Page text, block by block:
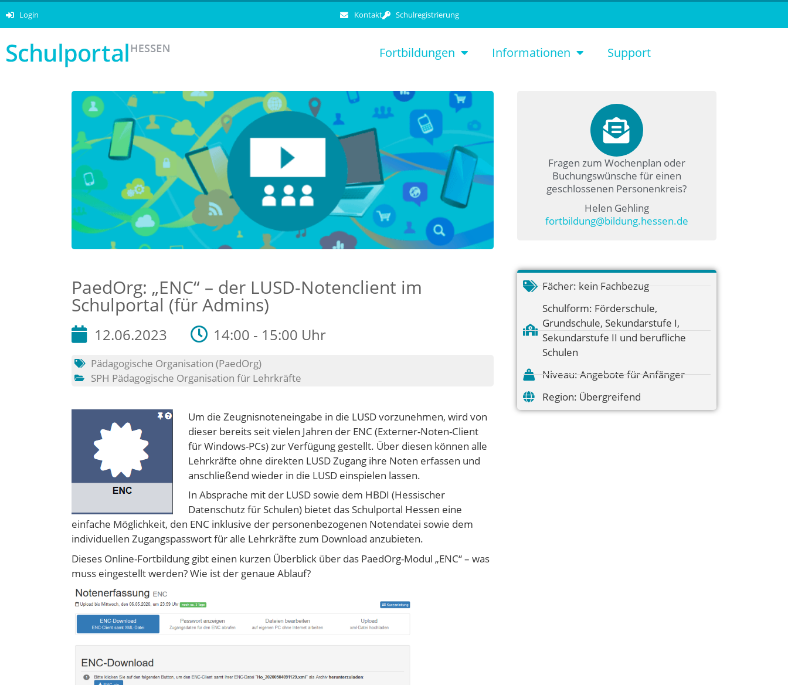
Login Kontakt Schulregistrierung
Fortbildungen Informationen Support
PaedOrg: „ENC“ – der LUSD-Notenclient im
Schulportal (für Admins)
12.06.2023 14:00 - 15:00 Uhr
Pädagogische Organisation (PaedOrg)
SPH Pädagogische Organisation für Lehrkräfte
Um die Zeugnisnoteneingabe in die LUSD vorzunehmen, wird von
dieser bereits seit vielen Jahren der ENC (Externer-Noten-Client
für Windows-PCs) zur Verfügung gestellt. Über diesen können alle
Lehrkräfte ohne direkten LUSD Zugang ihre Noten erfassen und
anschließend wieder in die LUSD einspielen lassen.
In Absprache mit der LUSD sowie dem HBDI (Hessischer
Datenschutz für Schulen) bietet das Schulportal Hessen eine
einfache Möglichkeit, den ENC inklusive der personenbezogenen Notendatei sowie dem
individuellen Zugangspasswort für alle Lehrkräfte zum Download anzubieten.
Dieses Online-Fortbildung gibt einen kurzen Überblick über das PaedOrg-Modul „ENC“ – was
muss eingestellt werden? Wie ist der genaue Ablauf?
Fragen zum Wochenplan oder
Buchungswünsche für einen
geschlossenen Personenkreis?
Helen Gehling
fortbildung@bildung.hessen.de
Fächer: kein Fachbezug
Schulform: Förderschule,
Grundschule, Sekundarstufe I,
Sekundarstufe II und berufliche
Schulen
Niveau: Angebote für Anfänger
Region: Übergreifend